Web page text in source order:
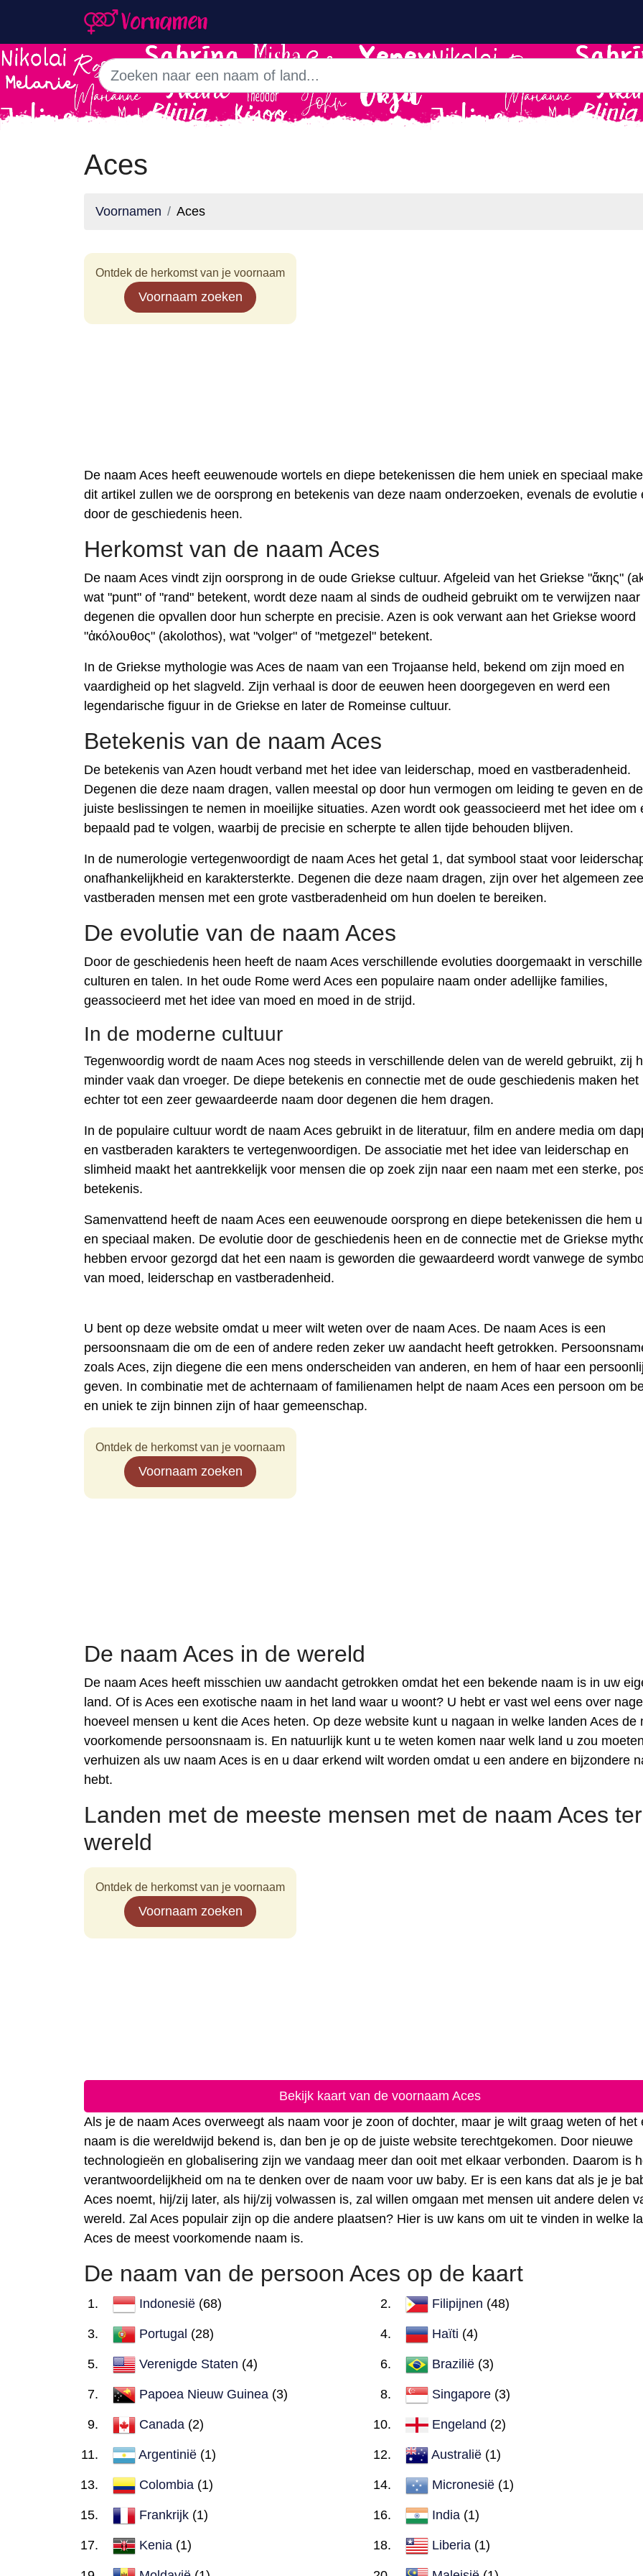
Aces
Voornamen Aces
Ontdek de herkomst van je voornaam
Voornaam zoeken
De naam Aces heeft eeuwenoude wortels en diepe betekenissen die hem uniek en speciaal
dit artikel zullen we de oorsprong en betekenis van deze naam onderzoeken, evenals de evolutie
door de geschiedenis heen.
Herkomst van de naam Aces
De naam Aces vindt zijn oorsprong in de oude Griekse cultuur. Afgeleid van het Griekse "ἄκης"
wat "punt" of "rand" betekent, wordt deze naam al sinds de oudheid gebruikt om te verwijzen naar
degenen die opvallen door hun scherpte en precisie. Azen is ook verwant aan het Griekse woord
"ἀκόλουθος" (akolothos), wat "volger" of "metgezel" betekent.
In de Griekse mythologie was Aces de naam van een Trojaanse held, bekend om zijn moed en
vaardigheid op het slagveld. Zijn verhaal is door de eeuwen heen doorgegeven en werd een
legendarische figuur in de Griekse en later de Romeinse cultuur.
Betekenis van de naam Aces
De betekenis van Azen houdt verband met het idee van leiderschap, moed en vastberadenheid.
Degenen die deze naam dragen, vallen meestal op door hun vermogen om leiding te geven en de
juiste beslissingen te nemen in moeilijke situaties. Azen wordt ook geassocieerd met het idee om
bepaald pad te volgen, waarbij de precisie en scherpte te allen tijde behouden blijven.
In de numerologie vertegenwoordigt de naam Aces het getal 1, dat symbool staat voor
onafhankelijkheid en karaktersterkte. Degenen die deze naam dragen, zijn over het algemeen
vastberaden mensen met een grote vastberadenheid om hun doelen te bereiken.
De evolutie van de naam Aces
Door de geschiedenis heen heeft de naam Aces verschillende evoluties doorgemaakt in
culturen en talen. In het oude Rome werd Aces een populaire naam onder adellijke families,
geassocieerd met het idee van moed en moed in de strijd.
In de moderne cultuur
Tegenwoordig wordt de naam Aces nog steeds in verschillende delen van de wereld gebruikt, zij
minder vaak dan vroeger. De diepe betekenis en connectie met de oude geschiedenis maken het
echter tot een zeer gewaardeerde naam door degenen die hem dragen.
In de populaire cultuur wordt de naam Aces gebruikt in de literatuur, film en andere media om
en vastberaden karakters te vertegenwoordigen. De associatie met het idee van leiderschap en
slimheid maakt het aantrekkelijk voor mensen die op zoek zijn naar een naam met een sterke,
betekenis.
Samenvattend heeft de naam Aces een eeuwenoude oorsprong en diepe betekenissen die hem
en speciaal maken. De evolutie door de geschiedenis heen en de connectie met de Griekse
hebben ervoor gezorgd dat het een naam is geworden die gewaardeerd wordt vanwege de
van moed, leiderschap en vastberadenheid.
U bent op deze website omdat u meer wilt weten over de naam Aces. De naam Aces is een
persoonsnaam die om de een of andere reden zeker uw aandacht heeft getrokken.
zoals Aces, zijn diegene die een mens onderscheiden van anderen, en hem of haar een
geven. In combinatie met de achternaam of familienamen helpt de naam Aces een persoon om
en uniek te zijn binnen zijn of haar gemeenschap.
Ontdek de herkomst van je voornaam
Voornaam zoeken
De naam Aces in de wereld
De naam Aces heeft misschien uw aandacht getrokken omdat het een bekende naam is in uw
land. Of is Aces een exotische naam in het land waar u woont? U hebt er vast wel eens over
hoeveel mensen u kent die Aces heten. Op deze website kunt u nagaan in welke landen Aces de
voorkomende persoonsnaam is. En natuurlijk kunt u te weten komen naar welk land u zou moeten
verhuizen als uw naam Aces is en u daar erkend wilt worden omdat u een andere en bijzondere
hebt.
Landen met de meeste mensen met de naam Aces ter
wereld
Ontdek de herkomst van je voornaam
Voornaam zoeken
Bekijk kaart van de voornaam Aces
Als je de naam Aces overweegt als naam voor je zoon of dochter, maar je wilt graag weten of het
naam is die wereldwijd bekend is, dan ben je op de juiste website terechtgekomen. Door nieuwe
technologieën en globalisering zijn we vandaag meer dan ooit met elkaar verbonden. Daarom is
verantwoordelijkheid om na te denken over de naam voor uw baby. Er is een kans dat als je je
Aces noemt, hij/zij later, als hij/zij volwassen is, zal willen omgaan met mensen uit andere delen
wereld. Zal Aces populair zijn op die andere plaatsen? Hier is uw kans om uit te vinden in welke
Aces de meest voorkomende naam is.
De naam van de persoon Aces op de kaart
Indonesië (68) Filipijnen (48)
Portugal (28) Haïti (4)
Verenigde Staten (4) Brazilië(3)
Papoea Nieuw Guinea (3) Singapore(3)
Canada (2) Engeland (2)
Argentinië (1) Australië(1)
Colombia (1) Micronesië(1)
Frankrijk (1) India(1)
Kenia (1) Liberia(1)